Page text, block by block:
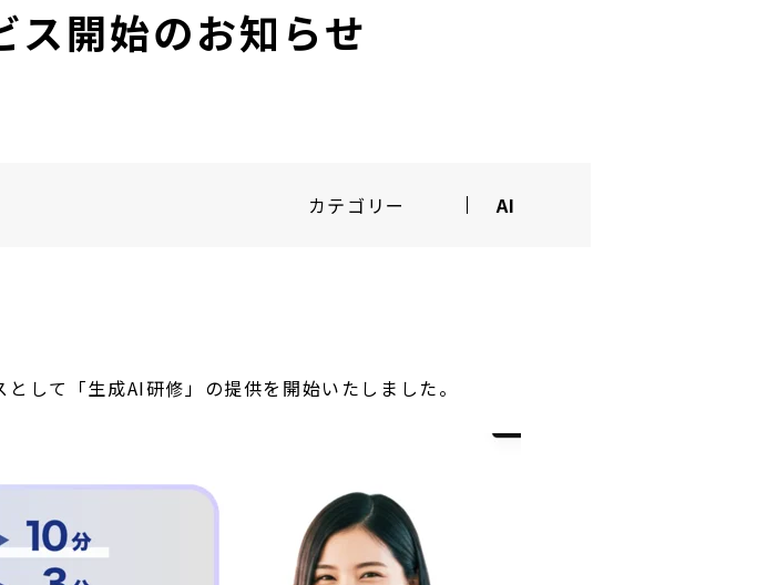
ス開始のお知らせ
カテゴリー AI
として「生成AI研修」の提供を開始いたしました。